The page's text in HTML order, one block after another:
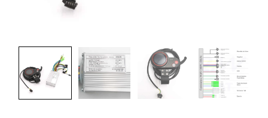
Yhteystiedot
Varaa huolto